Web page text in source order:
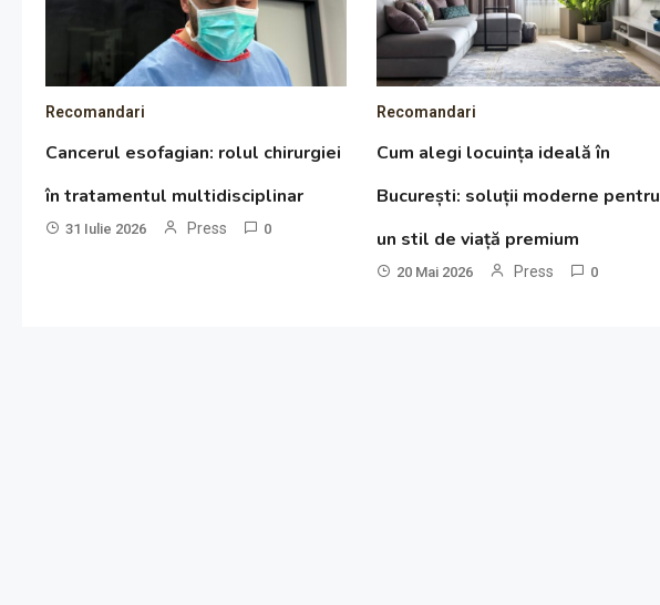
Recomandari
Cancerul esofagian: rolul chirurgiei
în tratamentul multidisciplinar
31 Iulie 2026 Press 0
Recomandari
Cum alegi locuința ideală în
București: soluții moderne pentru
un stil de viață premium
20 Mai 2026 Press 0